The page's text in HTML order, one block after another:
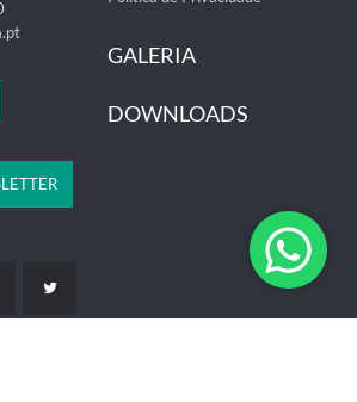
GALERIA
DOWNLOADS